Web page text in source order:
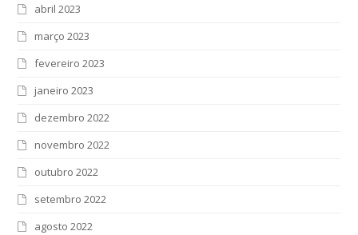
abril 2023
março 2023
fevereiro 2023
janeiro 2023
dezembro 2022
novembro 2022
outubro 2022
setembro 2022
agosto 2022